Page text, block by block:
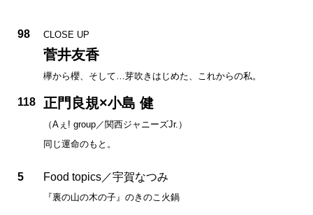
98 CLOSE UP
菅井友香
欅から櫻、そして…芽吹きはじめた、これからの私。
118 正門良規×小島 健
（Aぇ! group／関西ジャニーズJr.）
同じ運命のもと。
5 Food topics／宇賀なつみ
『裏の山の木の子』のきのこ火鍋